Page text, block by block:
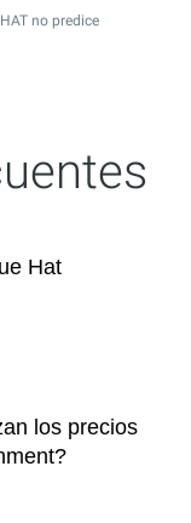
no predice
Hat
los precios